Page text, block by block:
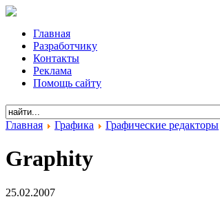
Главная
Разработчику
Контакты
Реклама
Помощь сайту
Главная Графика Графические редакторы
Graphity
25.02.2007